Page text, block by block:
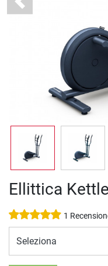
Previous
Ellittica
1
Seleziona